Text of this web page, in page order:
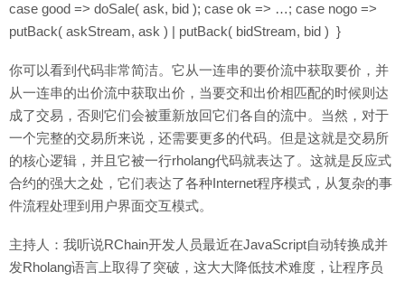
case good => doSale( ask, bid ); case ok => …; case nogo =>
putBack( askStream, ask ) | putBack( bidStream, bid ) }
你可以看到代码非常简洁。它从一连串的要价流中获取要价，并
从一连串的出价流中获取出价，当要交和出价相匹配的时候则达
成了交易，否则它们会被重新放回它们各自的流中。当然，对于
一个完整的交易所来说，还需要更多的代码。但是这就是交易所
的核心逻辑，并且它被一行rholang代码就表达了。这就是反应式
合约的强大之处，它们表达了各种Internet程序模式，从复杂的事
件流程处理到用户界面交互模式。
主持人：我听说RChain开发人员最近在JavaScript自动转换成并
发Rholang语言上取得了突破，这大大降低技术难度，让程序员